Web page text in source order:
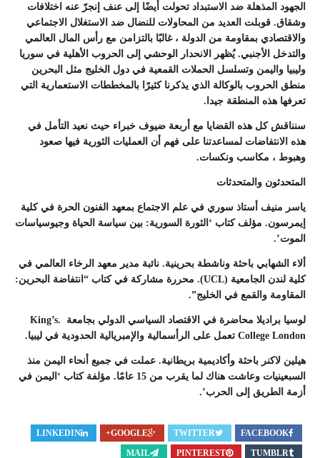
الجهود المذهلة ضد الاستبداد تحولت أيضًا إلى عنف إنجرّ عنه اختلافات
وشقاق. قوبلت العديد من المحاولات للنضال ضد الاستغلال الاجتماعي
والاقتصادي بمقاومة من الدولة ، غالبًا بالتزامن مع رأس المال العالمي
والتدخل الأجنبي. يُظهر الانحدار الوحشي إلى الحروب الأهلية في سوريا
وليبيا واليمن وتسلسل الحملات القمعية في دول الخليج مثل البحرين
منطق الحروب بالوكالة الذي يذكرنا كثيرًا بالمخططات الاستعمارية التي
تعرفها هذه المنطقة جيدا.
سنناقش كل هذه القضايا مع أربعة ضيوف خبراء حيث نعيد التأمل في
هذه الانتفاضات لمساعدتنا على فهم أن العمليات الثورية فيها صعود
وهبوط ، مكاسب ونكسات.
المتحدثون والمتحدثات
ياسر منيف أستاذ سوري في علم الاجتماع بمعهد الفنون الحرة في كلية
إيمرسون. مؤلف كتاب ‘الثورة السورية: بين سياسة الحياة وجيوسياسات
الموت’.
لاء الشهابي باحثة وناشطة بحرينية. نائبة مدير معهد الرخاء العالمي في
كلية لندن الجامعية (UCL). محررة مشاركة في كتاب “انتفاضة البحرين:
المقاومة والقمع في الخليج”.
لوسيا براديلا
محاضرة في الاقتصاد السياسي الدولي بجامعة .King’s
College London تعمل على الرأسمالية والإمبريالية الحدودية في ليبيا.
هيلين لاكنر باحثة وأكاديمية بريطانية. عملت في جميع أنحاء اليمن منذ
السبعينيات وعاشت هناك لما يقرب من 15 عامًا. مؤلفة كتاب ‘اليمن في
أزمة الطريق إلى الحرب’.
FACEBOOK
TWITTER
GOOGLE+
LINKEDIN
TUMBLR
PINTEREST
MAIL